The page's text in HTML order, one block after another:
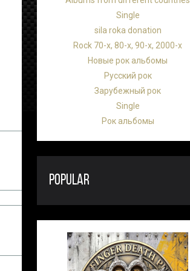
Single
sila roka donation
Rock 70-х, 80-х, 90-х, 2000-х
Новые рок альбомы
Русский рок
Зарубежный рок
Single
Рок альбомы
POPULAR